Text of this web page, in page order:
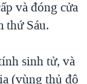
và đóng cửa
thứ Sáu.
sinh tử, và
(vùng thủ đô